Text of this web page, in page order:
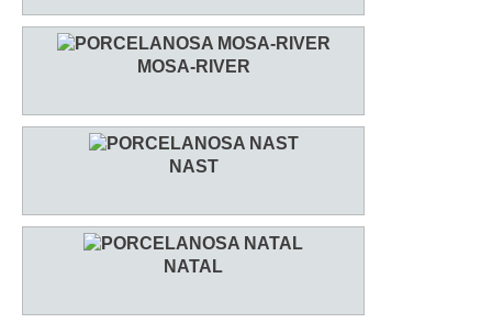
MOSA-RIVER
NAST
NATAL